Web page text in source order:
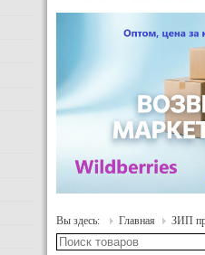
Вы здесь: Главная ЗИП